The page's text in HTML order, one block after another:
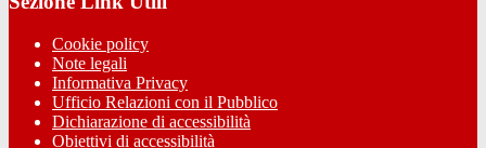
Cookie policy
Note legali
Informativa Privacy
Ufficio Relazioni con il Pubblico
Dichiarazione di accessibilità
Obiettivi di accessibilità